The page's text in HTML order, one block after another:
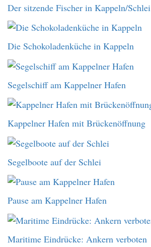
Der sitzende Fischer in Kappeln/Schlei
Die Schokoladenküche in Kappeln
Segelschiff am Kappelner Hafen
Kappelner Hafen mit Brückenöffnung
Segelboote auf der Schlei
Pause am Kappelner Hafen
Maritime Eindrücke: Ankern verboten